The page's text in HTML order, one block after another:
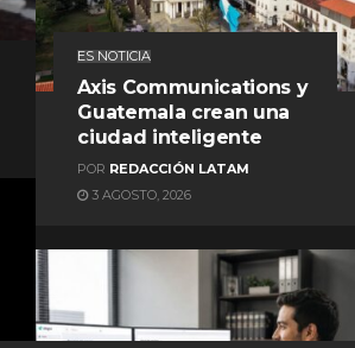
ES NOTICIA
Axis Communications y
Guatemala crean una
ciudad inteligente
POR REDACCIÓN LATAM
3 AGOSTO, 2026